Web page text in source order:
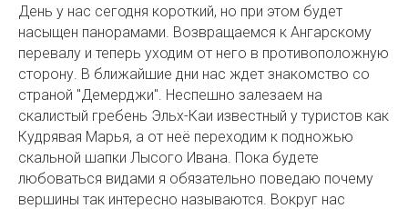
День у нас сегодня короткий, но при этом будет
насыщен панорамами. Возвращаемся к Ангарскому
перевалу и теперь уходим от него в противоположную
сторону. В ближайшие дни нас ждет знакомство со
страной "Демерджи". Неспешно залезаем на
скалистый гребень Эльх-Каи известный у туристов как
Кудрявая Марья, а от неё переходим к подножью
скальной шапки Лысого Ивана. Пока будете
любоваться видами я обязательно поведаю почему
вершины так интересно называются. Вокруг нас